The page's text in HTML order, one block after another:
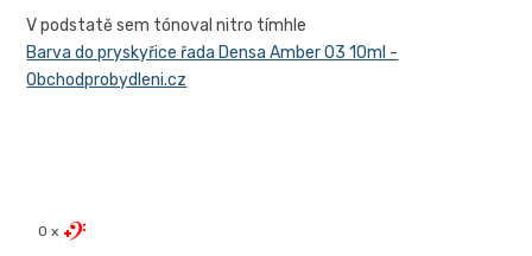
V podstatě sem tónoval nitro tímhle
Barva do pryskyřice řada Densa Amber 03 10ml -
Obchodprobydleni.cz
0 x